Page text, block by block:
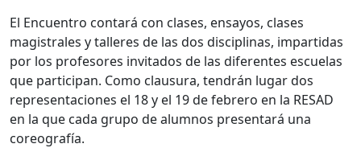
El Encuentro contará con clases, ensayos, clases
magistrales y talleres de las dos disciplinas, impartidas
por los profesores invitados de las diferentes escuelas
que participan. Como clausura, tendrán lugar dos
representaciones el 18 y el 19 de febrero en la RESAD
en la que cada grupo de alumnos presentará una
coreografía.